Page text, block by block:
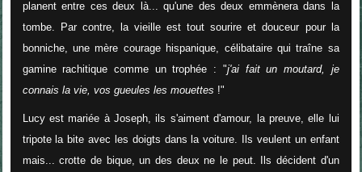
planent entre ces deux là... qu'une des deux emmènera dans la
tombe. Par contre, la vieille est tout sourire et douceur pour la
bonniche, une mère courage hispanique, célibataire qui traîne sa
gamine rachitique comme un trophée : "j'ai fait un moutard, je
connais la vie, vos gueules les mouettes !"
Lucy est mariée à Joseph, ils s'aiment d'amour, la preuve, elle lui
tripote la bite avec les doigts dans la voiture. Ils veulent un enfant
mais... crotte de bique, un des deux ne le peut. Ils décident d'un